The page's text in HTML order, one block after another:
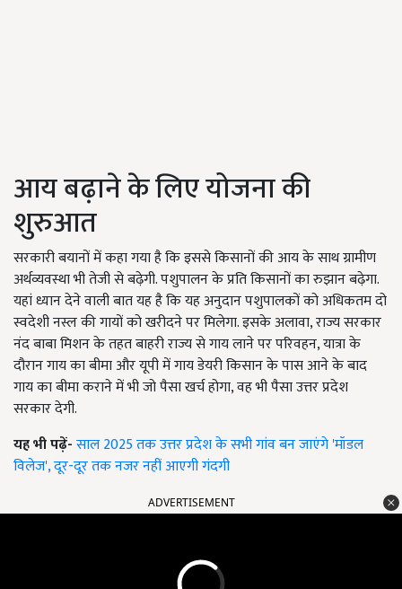
आय बढ़ाने के लिए योजना की
शुरुआत
सरकारी बयानों में कहा गया है कि इससे किसानों की आय के साथ ग्रामीण
अर्थव्यवस्था भी तेजी से बढ़ेगी. पशुपालन के प्रति किसानों का रुझान बढ़ेगा.
यहां ध्यान देने वाली बात यह है कि यह अनुदान पशुपालकों को अधिकतम दो
स्वदेशी नस्ल की गायों को खरीदने पर मिलेगा. इसके अलावा, राज्य सरकार
नंद बाबा मिशन के तहत बाहरी राज्य से गाय लाने पर परिवहन, यात्रा के
दौरान गाय का बीमा और यूपी में गाय डेयरी किसान के पास आने के बाद
गाय का बीमा कराने में भी जो पैसा खर्च होगा, वह भी पैसा उत्तर प्रदेश
सरकार देगी.
यह भी पढ़ें-साल 2025 तक उत्तर प्रदेश के सभी गांव बन जाएंगे 'मॉडल
विलेज', दूर-दूर तक नजर नहीं आएगी गंदगी
ADVERTISEMENT